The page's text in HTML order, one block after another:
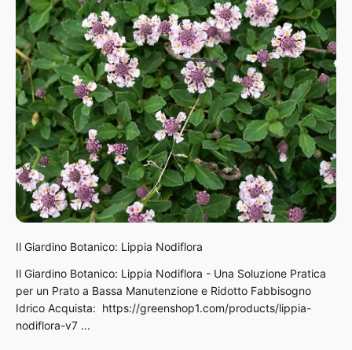
Il Giardino Botanico: Lippia Nodiflora
Il Giardino Botanico: Lippia Nodiflora - Una Soluzione Pratica
per un Prato a Bassa Manutenzione e Ridotto Fabbisogno
Idrico Acquista: https://greenshop1.com/products/lippia-
nodiflora-v7 ...